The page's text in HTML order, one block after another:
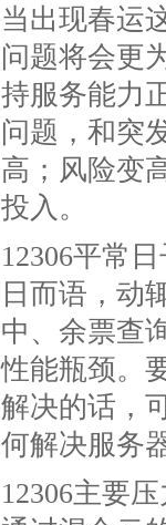
当出现春运
问题将会更
持服务能力
问题，和突
高；风险变
投入。
12306平常
日而语，动
中、余票查
性能瓶颈。
解决的话，
何解决服务
12306主要